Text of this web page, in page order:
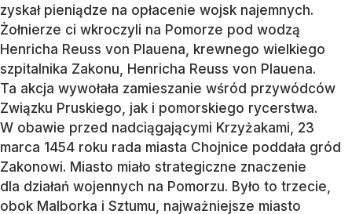
zyskał pieniądze na opłacenie wojsk najemnych.
Żołnierze ci wkroczyli na Pomorze pod wodzą
Henricha Reuss von Plauena, krewnego wielkiego
szpitalnika Zakonu, Henricha Reuss von Plauena.
Ta akcja wywołała zamieszanie wśród przywódców
Związku Pruskiego, jak i pomorskiego rycerstwa.
W obawie przed nadciągającymi Krzyżakami, 23
marca 1454 roku rada miasta Chojnice poddała gród
Zakonowi. Miasto miało strategiczne znaczenie
dla działań wojennych na Pomorzu. Było to trzecie,
obok Malborka i Sztumu, najważniejsze miasto